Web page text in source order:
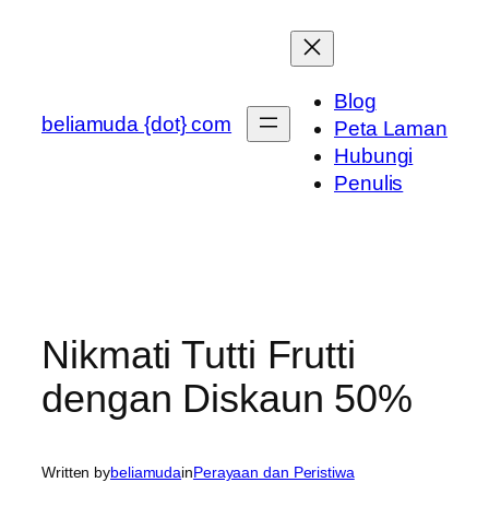
beliamuda {dot} com
Blog
Peta Laman
Hubungi
Penulis
Nikmati Tutti Frutti
dengan Diskaun 50%
Written bybeliamudainPerayaan dan Peristiwa